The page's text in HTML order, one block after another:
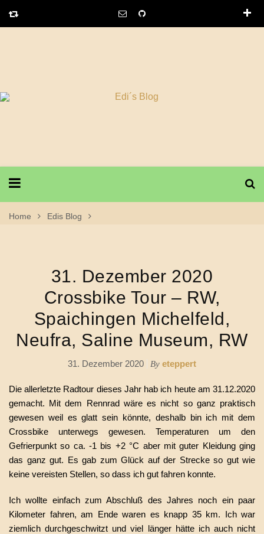
Home
Edis Blog
31. Dezember 2020
Crossbike Tour – RW,
Spaichingen Michelfeld,
Neufra, Saline Museum, RW
31. Dezember 2020 By eteppert
Die allerletzte Radtour dieses Jahr hab ich heute am 31.12.2020
gemacht. Mit dem Rennrad wäre es nicht so ganz praktisch
gewesen weil es glatt sein könnte, deshalb bin ich mit dem
Crossbike unterwegs gewesen. Temperaturen um den
Gefrierpunkt so ca. -1 bis +2 °C aber mit guter Kleidung ging
das ganz gut. Es gab zum Glück auf der Strecke so gut wie
keine vereisten Stellen, so dass ich gut fahren konnte.
Ich wollte einfach zum Abschluß des Jahres noch ein paar
Kilometer fahren, am Ende waren es knapp 35 km. Ich war
ziemlich durchgeschwitzt und viel länger hätte ich auch nicht